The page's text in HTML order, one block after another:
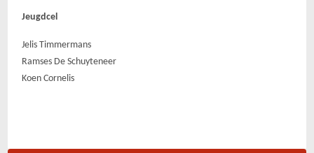
Jeugdcel
Jelis Timmermans
Ramses De Schuyteneer
Koen Cornelis